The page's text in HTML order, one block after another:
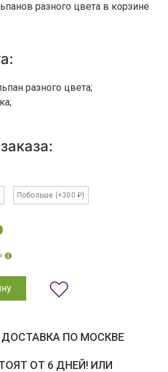
разного цвета в корзине
разного цвета;
Побольше (+300 ₽)
ДОСТАВКА ПО МОСКВЕ
ОТ 6 ДНЕЙ! ИЛИ